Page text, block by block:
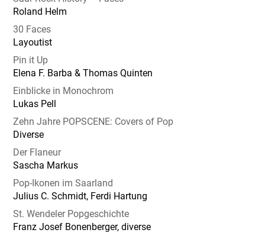
Roland Helm
30 Faces
Layoutist
Pin it Up
Elena F. Barba & Thomas Quinten
Einblicke in Monochrom
Lukas Pell
Zehn Jahre POPSCENE: Covers of Pop
Diverse
Der Flaneur
Sascha Markus
Pop-Ikonen im Saarland
Julius C. Schmidt, Ferdi Hartung
St. Wendeler Popgeschichte
Franz Josef Bonenberger, diverse